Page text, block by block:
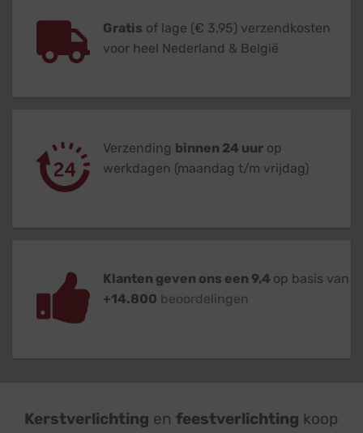
Gratis of lage (€ 3,95) verzendkosten
voor heel Nederland & België
Verzending binnen 24 uur op
werkdagen (maandag t/m vrijdag)
Klanten geven ons een 9,4 op basis van
+14.800 beoordelingen
Kerstverlichting en feestverlichting koop